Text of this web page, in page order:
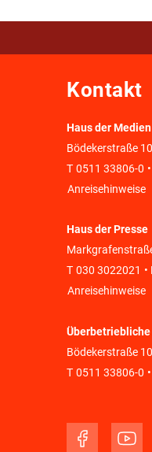
Kontakt
Haus der Medien
Bödekerstraße
T 0511 33806-0
Anreisehinweise
Haus der Presse
T 030 3022021 •
Anreisehinweise
Bödekerstraße
T 0511 33806-0